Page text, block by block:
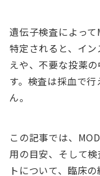
遺伝子検査によっ
特定されると、イ
えや、不要な投薬
す。検査は採血で
ん。
この記事では、
用の目安、そして
トについて、臨床